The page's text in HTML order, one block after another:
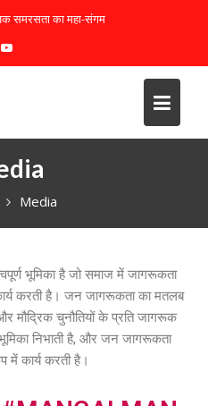
समरसता का महा-संगम
Media
भूमिका है जो समाज में जागरूकता
करती है। जन जागरूकता का मतलब
मौद्रिक चुनौतियों के प्रति जागरूक
भूमिका निभाती है, और जन जागरूकता
कार्य करती है।